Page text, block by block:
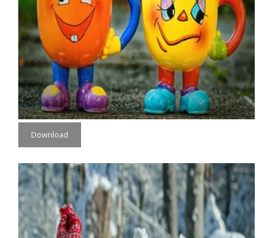
Download